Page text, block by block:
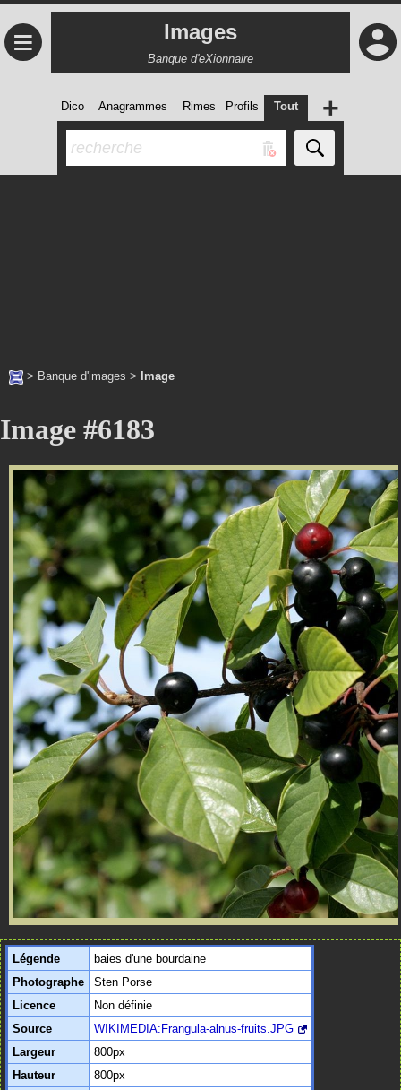
≡ Images
Banque d'eXionnaire
Dico Anagrammes Rimes Profils Tout +
> Banque d'images > Image
Image #6183
Légende
baies d'une bourdaine
Photographe
Sten Porse
Licence
Non définie
Source
WIKIMEDIA:Frangula-alnus-fruits.JPG
Largeur
800px
Hauteur
800px